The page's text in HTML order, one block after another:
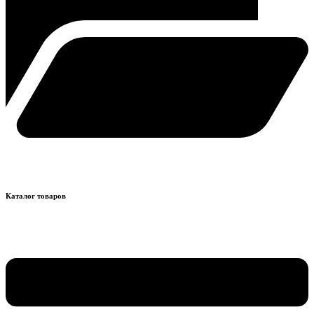
Каталог товаров